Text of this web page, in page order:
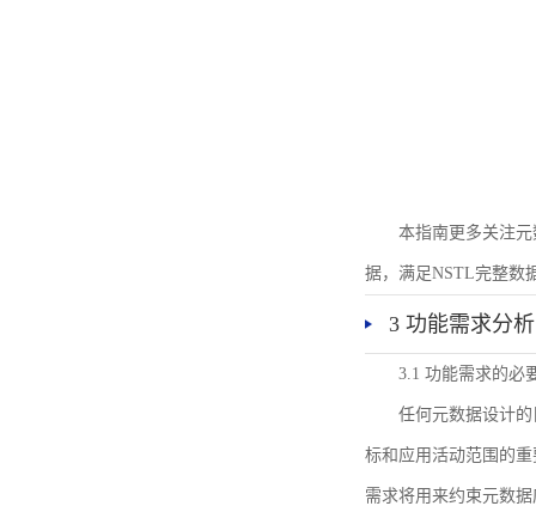
本指南更多关注
据，满足NSTL完整数
3 功能需求分析
3.1 功能需求的必
任何元数据设计
标和应用活动范围的
需求将用来约束元数